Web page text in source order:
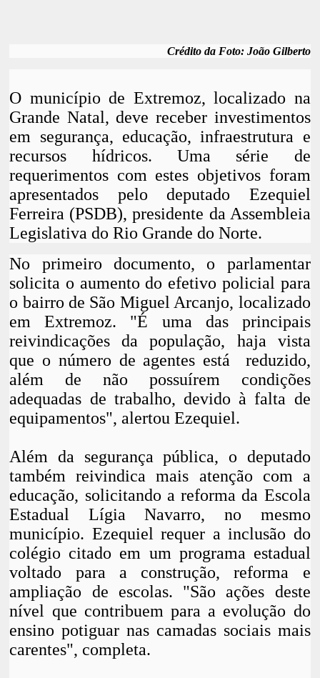
Crédito da Foto: João Gilberto
O município de Extremoz, localizado na
Grande Natal, deve receber investimentos
em segurança, educação, infraestrutura e
recursos hídricos. Uma série de
requerimentos com estes objetivos foram
apresentados pelo deputado Ezequiel
Ferreira (PSDB), presidente da Assembleia
Legislativa do Rio Grande do Norte.
No primeiro documento, o parlamentar
solicita o aumento do efetivo policial para
o bairro de São Miguel Arcanjo, localizado
em Extremoz. "É uma das principais
reivindicações da população, haja vista
que o número de agentes está reduzido,
além de não possuírem condições
adequadas de trabalho, devido à falta de
equipamentos", alertou Ezequiel.
Além da segurança pública, o deputado
também reivindica mais atenção com a
educação, solicitando a reforma da Escola
Estadual Lígia Navarro, no mesmo
município. Ezequiel requer a inclusão do
colégio citado em um programa estadual
voltado para a construção, reforma e
ampliação de escolas. "São ações deste
nível que contribuem para a evolução do
ensino potiguar nas camadas sociais mais
carentes", completa.